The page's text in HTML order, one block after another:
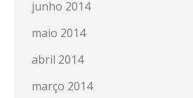
junho 2014
maio 2014
abril 2014
março 2014